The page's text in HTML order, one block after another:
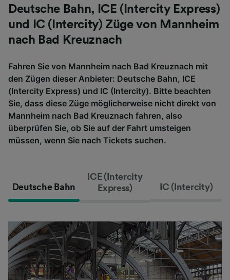
Deutsche Bahn, ICE (Intercity Express)
und IC (Intercity) Züge von Mannheim
nach Bad Kreuznach
Fahren Sie von Mannheim nach Bad Kreuznach mit
den Zügen dieser Anbieter: Deutsche Bahn, ICE
(Intercity Express) und IC (Intercity). Bitte beachten
Sie, dass diese Züge möglicherweise nicht direkt von
Mannheim nach Bad Kreuznach fahren, also
überprüfen Sie, ob Sie auf der Fahrt umsteigen
müssen, wenn Sie nach Tickets suchen.
Deutsche Bahn
ICE (Intercity
Express)
IC (Intercity)